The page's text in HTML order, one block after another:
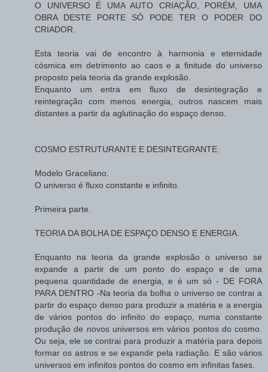
O UNIVERSO É UMA AUTO CRIAÇÃO, PORÉM, UMA
OBRA DESTE PORTE SÓ PODE TER O PODER DO
CRIADOR.
Esta teoria vai de encontro à harmonia e eternidade
cósmica em detrimento ao caos e a finitude do universo
proposto pela teoria da grande explosão.
Enquanto um entra em fluxo de desintegração e
reintegração com menos energia, outros nascem mais
distantes a partir da aglutinação do espaço denso.
COSMO ESTRUTURANTE E DESINTEGRANTE.
Modelo Graceliano.
O universo é fluxo constante e infinito.
Primeira parte.
TEORIA DA BOLHA DE ESPAÇO DENSO E ENERGIA.
Enquanto na teoria da grande explosão o universo se
expande a partir de um ponto do espaço e de uma
pequena quantidade de energia, e é um só - DE FORA
PARA DENTRO -Na teoria da bolha o universo se contrai a
partir do espaço denso para produzir a matéria e a energia
de vários pontos do infinito do espaço, numa constante
produção de novos universos em vários pontos do cosmo.
Ou seja, ele se contrai para produzir a matéria para depois
formar os astros e se expandir pela radiação. E são vários
universos em infinitos pontos do cosmo em infinitas fases.